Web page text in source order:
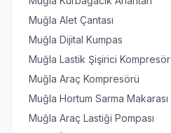
Muğla Alet Çantası
Muğla Dijital Kumpas
Muğla Lastik Şişirici Kompresör
Muğla Araç Kompresörü
Muğla Hortum Sarma Makarası
Muğla Araç Lastiği Pompası